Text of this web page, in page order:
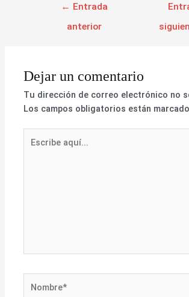
← Entrada
anterior
Dejar un comentario
Tu dirección de correo electrónico no
Los campos obligatorios están
aquí...